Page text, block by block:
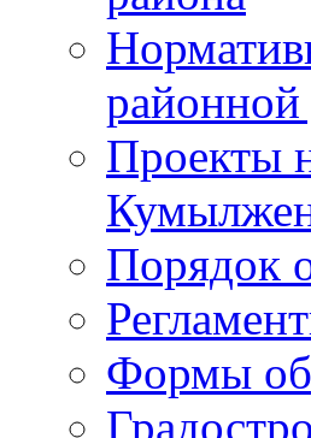
Проекты
Порядок
Формы